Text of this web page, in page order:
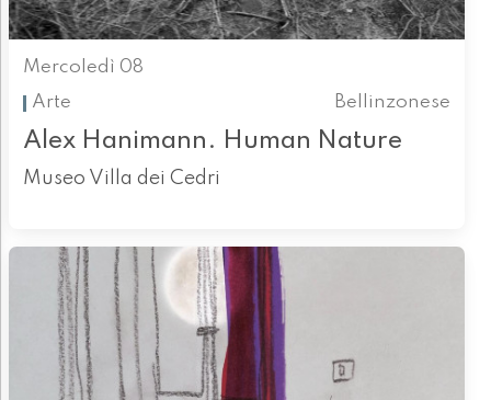
Mercoledì 08
Arte
Bellinzonese
Alex Hanimann. Human Nature
Museo Villa dei Cedri